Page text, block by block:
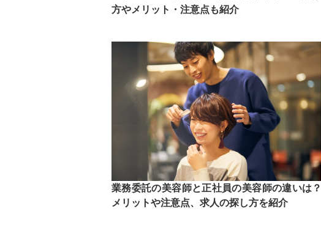
方やメリット・注意点も紹介
業務委託の美容師と正社員の美容師の違いは？
メリットや注意点、求人の探し方を紹介